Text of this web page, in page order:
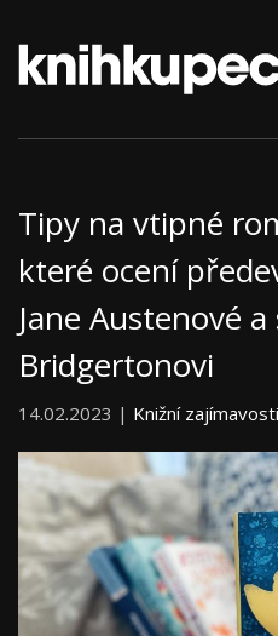
Tipy na vtipné
které ocení
Jane Austenové a
Bridgertonovi
14.02.2023 | Knižní zajímavosti